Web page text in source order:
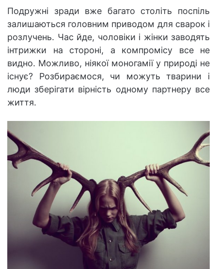
Подружні зради вже багато століть поспіль
залишаються головним приводом для сварок і
розлучень. Час йде, чоловіки і жінки заводять
інтрижки на стороні, а компромісу все не
видно. Можливо, ніякої моногамії у природі не
існує? Розбираємося, чи можуть тварини і
люди зберігати вірність одному партнеру все
життя.